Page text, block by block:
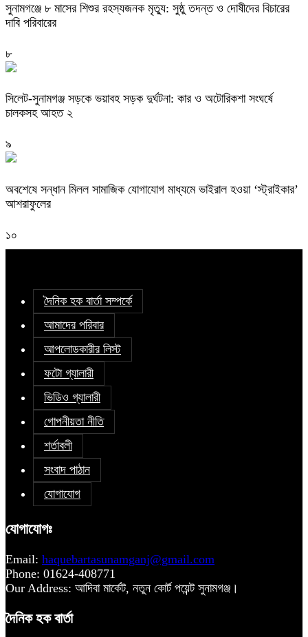
সুনামগঞ্জে ৮ মাসের শিশুর রহস্যজনক মৃত্যু: সুষ্ঠু তদন্ত ও দোষীদের বিচারের
দাবি পরিবারের
৮
সিলেট-সুনামগঞ্জ সড়কে ভয়াবহ সড়ক দুর্ঘটনা: কার ও অটোরিকশা সংঘর্ষে
চালকসহ আহত ২
৯
অবশেষে সন্ধান মিলল সামাজিক যোগাযোগ মাধ্যমে ভাইরাল হওয়া ‘স্ট্রাইকার’
আশরাফুলের
১০
দৈনিক হক বার্তা সম্পর্কে
আমাদের পরিবার
আপলোডকারীর লিস্ট
ফটো গ্যালারী
ভিডিও গ্যালারী
গোপনীয়তা নীতি
শর্তাবলী
সংবাদ পাঠান
যোগাযোগ
যোগাযোগঃ
Email: haquebartasunamganj@gmail.com
Phone: 01624-408771
Our Address: আদিবা মার্কেট, নতুন কোর্ট পয়েন্ট সুনামগঞ্জ।
দৈনিক হক বার্তা